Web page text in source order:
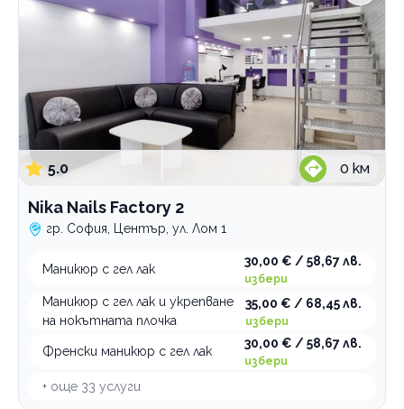
5.0 0 км
Nika Nails Factory 2
гр. София, Център, ул. Лом 1
Маникюр с гел лак
30,00 € / 58,67 лв.
избери
Маникюр с гел лак и укрепване
на нокътната плочка
35,00 € / 68,45 лв.
избери
Френски маникюр с гел лак
30,00 € / 58,67 лв.
избери
+ още 33 услуги